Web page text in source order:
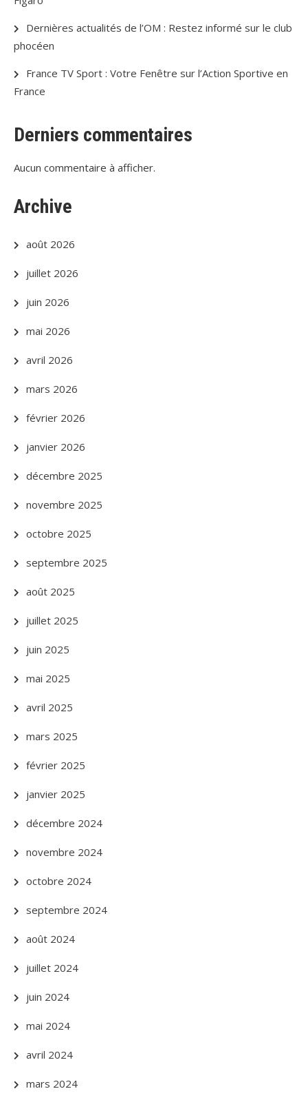
Dernières actualités de l’OM : Restez informé sur le club
phocéen
France TV Sport : Votre Fenêtre sur l’Action Sportive en
France
Derniers commentaires
Aucun commentaire à afficher.
Archive
août 2026
juillet 2026
juin 2026
mai 2026
avril 2026
mars 2026
février 2026
janvier 2026
décembre 2025
novembre 2025
octobre 2025
septembre 2025
août 2025
juillet 2025
juin 2025
mai 2025
avril 2025
mars 2025
février 2025
janvier 2025
décembre 2024
novembre 2024
octobre 2024
septembre 2024
août 2024
juillet 2024
juin 2024
mai 2024
avril 2024
mars 2024